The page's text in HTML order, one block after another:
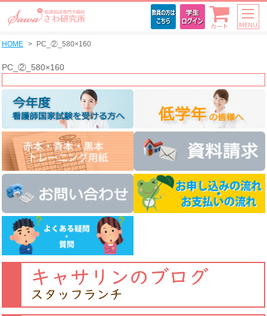
カート MENU
HOME PC_②_580×160
PC_②_580×160